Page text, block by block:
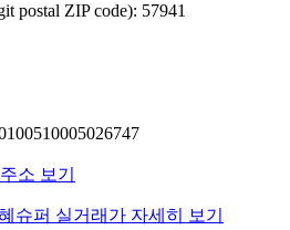
postal ZIP code): 57941
소 보기
슈퍼 실거래가 자세히 보기